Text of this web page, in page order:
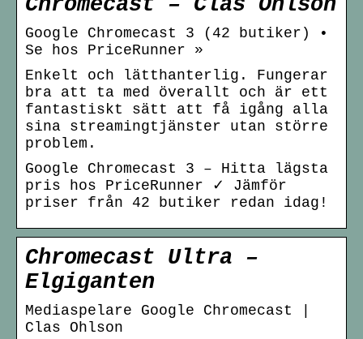
Google Chromecast 3 (42 butiker) •
Se hos PriceRunner »
Enkelt och lätthanterlig. Fungerar
bra att ta med överallt och är ett
fantastiskt sätt att få igång alla
sina streamingtjänster utan större
problem.
Google Chromecast 3 – Hitta lägsta
pris hos PriceRunner ✓ Jämför
priser från 42 butiker redan idag!
Chromecast Ultra –
Elgiganten
Mediaspelare Google Chromecast |
Clas Ohlson